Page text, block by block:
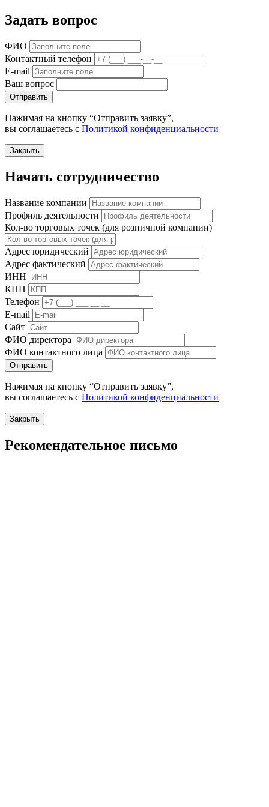
Задать вопрос
ФИО
Контактный телефон
E-mail
Ваш вопрос
Отправить
Нажимая на кнопку “Отправить заявку”,
вы соглашаетесь с Политикой конфиденциальности
Закрыть
Начать сотрудничество
Название компании
Профиль деятельности
Кол-во торговых точек (для розничной компании)
Адрес юридический
Адрес фактический
ИНН
КПП
Телефон
E-mail
Сайт
ФИО директора
ФИО контактного лица
Отправить
Нажимая на кнопку “Отправить заявку”,
вы соглашаетесь с Политикой конфиденциальности
Закрыть
Рекомендательное письмо